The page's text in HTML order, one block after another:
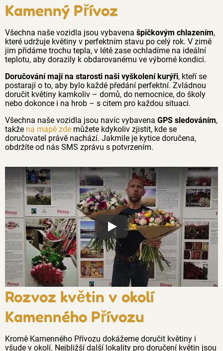
Kamenný Přívoz
Všechna naše vozidla jsou vybavena špičkovým chlazením,
které udržuje květiny v perfektním stavu po celý rok. V zimě
jim přidáme trochu tepla, v létě zase ochladíme na ideální
teplotu, aby dorazily k obdarovanému ve výborné kondici.
Doručování mají na starosti naši vyškolení kurýři, kteří se
postarají o to, aby bylo každé předání perfektní. Zvládnou
doručit květiny kamkoliv – domů, do nemocnice, do školy
nebo dokonce i na hrob – s citem pro každou situaci.
Všechna naše vozidla jsou navíc vybavena GPS sledováním,
takže na mapě zde můžete kdykoliv zjistit, kde se
doručovatel právě nachází. Jakmile je kytice doručena,
obdržíte od nás SMS zprávu s potvrzením.
Proč jsou květiny z Florea tak
Rozvoz květin v okolí
Kamenného Přívozu
Kromě Kamenného Přívozu dokážeme doručit květiny i
všude v okolí. Nejbližší další lokality pro doručení květin jsou